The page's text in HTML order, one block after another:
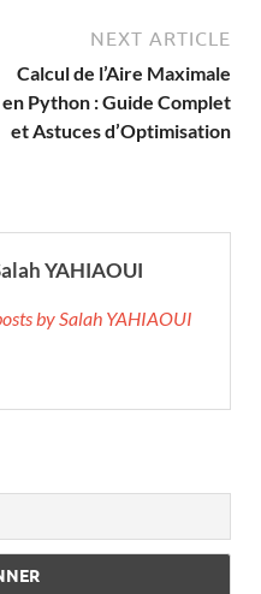
NEXT ARTICLE
Calcul de l’Aire Maximale
en Python : Guide Complet
et Astuces d’Optimisation
YAHIAOUI
by Salah YAHIAOUI